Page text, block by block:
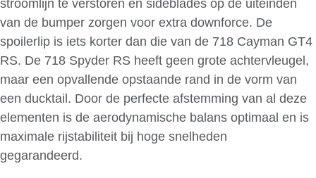
stroomlijn te verstoren en sideblades op de uiteinden
van de bumper zorgen voor extra downforce. De
spoilerlip is iets korter dan die van de 718 Cayman GT4
RS. De 718 Spyder RS heeft geen grote achtervleugel,
maar een opvallende opstaande rand in de vorm van
een ducktail. Door de perfecte afstemming van al deze
elementen is de aerodynamische balans optimaal en is
maximale rijstabiliteit bij hoge snelheden
gegarandeerd.